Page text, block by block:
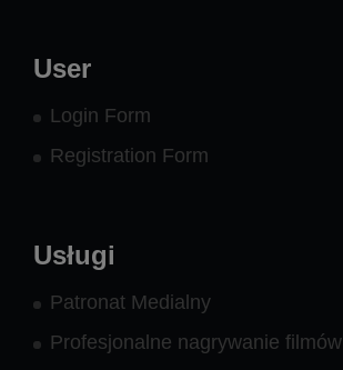
User
Login Form
Registration Form
Usługi
Patronat Medialny
Profesjonalne nagrywanie filmów